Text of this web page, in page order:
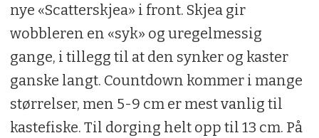
nye «Scatterskjea» i front. Skjea gir
wobbleren en «syk» og uregelmessig
gange, i tillegg til at den synker og kaster
ganske langt. Countdown kommer i mange
størrelser, men 5-9 cm er mest vanlig til
kastefiske. Til dorging helt opp til 13 cm. På